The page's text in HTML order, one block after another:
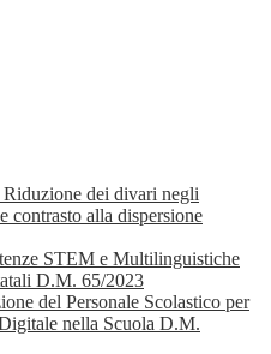
dei divari negli
contrasto alla dispersione
STEM e Multilinguistiche
D.M. 65/2023
del Personale Scolastico per
nella Scuola D.M.